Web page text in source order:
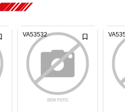
VA53532